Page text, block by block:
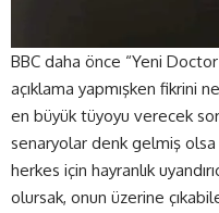
BBC daha önce “Yeni
açıklama yapmışken fikrini
en büyük tüyoyu verecek
senaryolar denk gelmiş
herkes için hayranlık
olursak, onun üzerine